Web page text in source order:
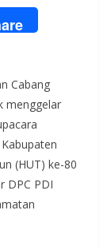
Cabang
menggelar
(HUT) ke-80
DPC PDI